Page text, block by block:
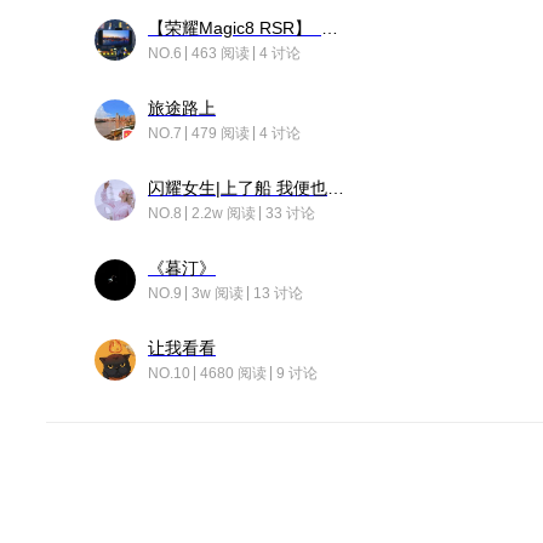
NO.6 463 阅读 4 讨论
旅途路上
NO.7 479 阅读 4 讨论
NO.8 2.2w 阅读 33 讨论
《暮汀》
NO.9 3w 阅读 13 讨论
让我看看
NO.10 4680 阅读 9 讨论